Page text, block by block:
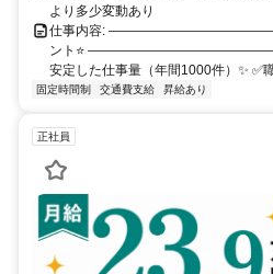
より多少変動あり
仕事内容: ―――――――――――――――
ント⭐ ――――――――――――――― ✅
安定した仕事量（年間1000件）✨ ✅
固定時間制 交通費支給 昇給あり
正社員